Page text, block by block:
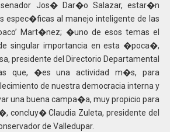
Jos� Dar�o Salazar, estar�n
espec�ficas al manejo inteligente de las
Mart�nez; �uno de esos temas el
singular importancia en esta �poca�,
presidente del Directorio Departamental
que, �es una actividad m�s, para
de nuestra democracia interna y
una buena campa�a, muy propicio para
concluy� Claudia Zuleta, presidente del
de Valledupar.